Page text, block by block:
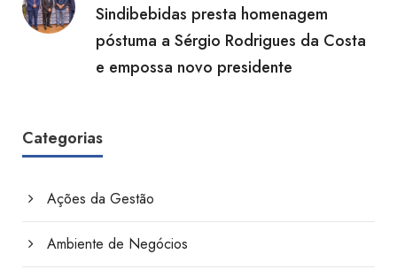
Sindibebidas presta homenagem
póstuma a Sérgio Rodrigues da Costa
e empossa novo presidente
Categorias
Ações da Gestão
Ambiente de Negócios